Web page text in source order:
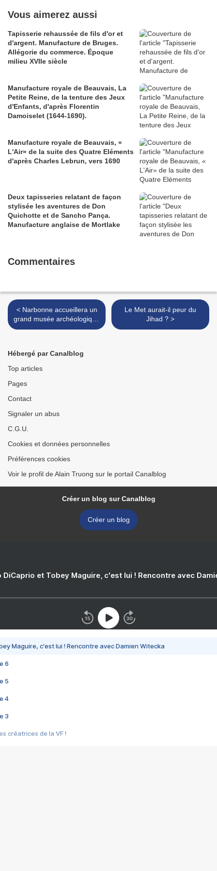
Vous aimerez aussi
Tapisserie rehaussée de fils d'or et
d'argent. Manufacture de Bruges.
Allégorie du commerce. Époque
milieu XVIIe siècle
Manufacture royale de Beauvais, La
Petite Reine, de la tenture des Jeux
d'Enfants, d'après Florentin
Damoiselet (1644-1690).
Manufacture royale de Beauvais, «
L'Air» de la suite des Quatre Eléments
d'après Charles Lebrun, vers 1690
Deux tapisseries relatant de façon
stylisée les aventures de Don
Quichotte et de Sancho Pança.
Manufacture anglaise de Mortlake
Commentaires
< Narbonne accueillera un
grand musée archéologique
à l'horizon 2014
Le Met aurait-il peur du
Jihad ? >
Hébergé par Canalblog
Top articles
Pages
Contact
Signaler un abus
C.G.U.
Cookies et données personnelles
Préférences cookies
Voir le profil de Alain Truong sur le portail Canalblog
Créer un blog sur Canalblog
Créer un blog
DiCaprio et Tobey Maguire, c'est lui ! Rencontre avec
Maguire, c'est lui ! Rencontre avec Damien Witecka
6
5
4
3
créatrices de la VF !